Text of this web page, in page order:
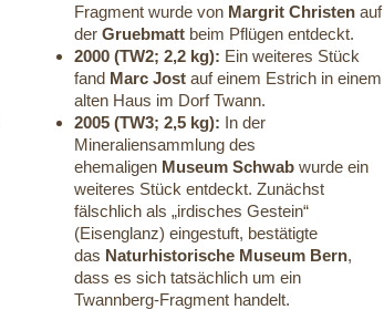
Fragment wurde von Margrit Christen auf
derGruebmatt beim Pflügen entdeckt.
2000 (TW2; 2,2 kg): Ein weiteres Stück
fand Marc Jost auf einem Estrich in einem
alten Haus im Dorf Twann.
2005 (TW3; 2,5 kg): In der
Mineraliensammlung des
ehemaligen Museum Schwab wurde ein
weiteres Stück entdeckt. Zunächst
fälschlich als „irdisches Gestein“
(Eisenglanz) eingestuft, bestätigte
das Naturhistorische Museum Bern,
dass es sich tatsächlich um ein
Twannberg-Fragment handelt.